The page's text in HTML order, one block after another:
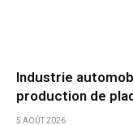
Industrie
production de
5 AOÛT 2026